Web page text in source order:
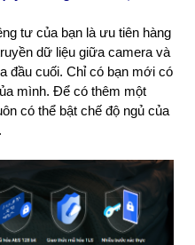
tư của bạn là ưu tiên hàng
dữ liệu giữa camera và
đầu cuối. Chỉ có bạn mới có
mình. Để có thêm một
có thể bật chế độ ngủ của